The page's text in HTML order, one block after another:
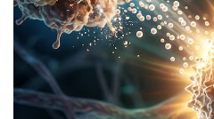
Professor of Chemical
ラーハン博士と共同で、阻
ンパク質ベースのナノ粒子
るのを助けることを期待し